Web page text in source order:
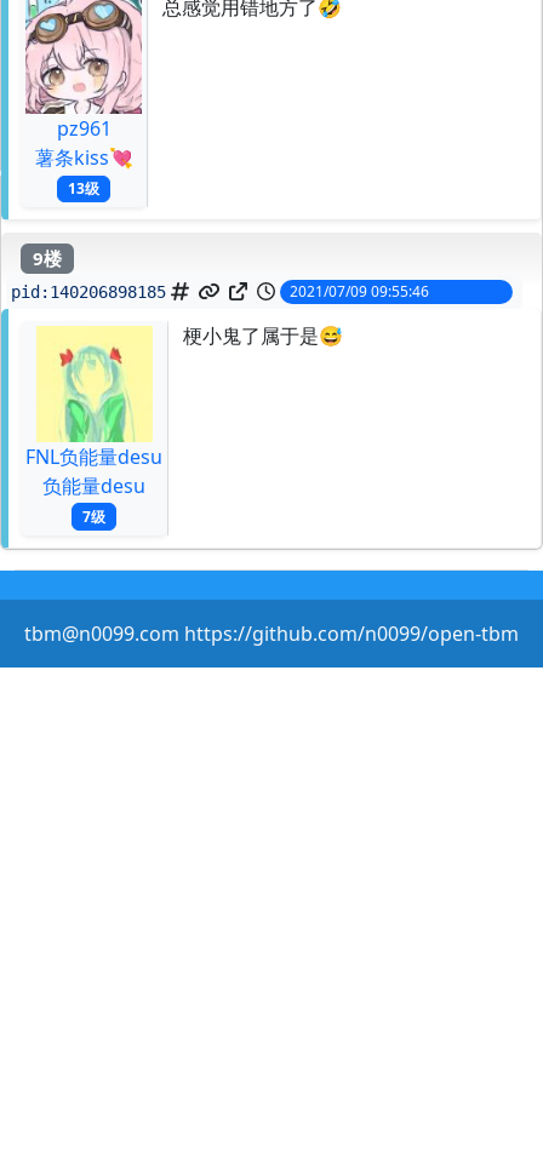
pz961
薯条kiss💘
13级
总感觉用错地方了🤣
9楼
pid: 140206898185 2021/07/09 09:55:46
FNL负能量desu
负能量desu
7级
梗小鬼了属于是😅
tbm@n0099.com https://github.com/n0099/open-tbm